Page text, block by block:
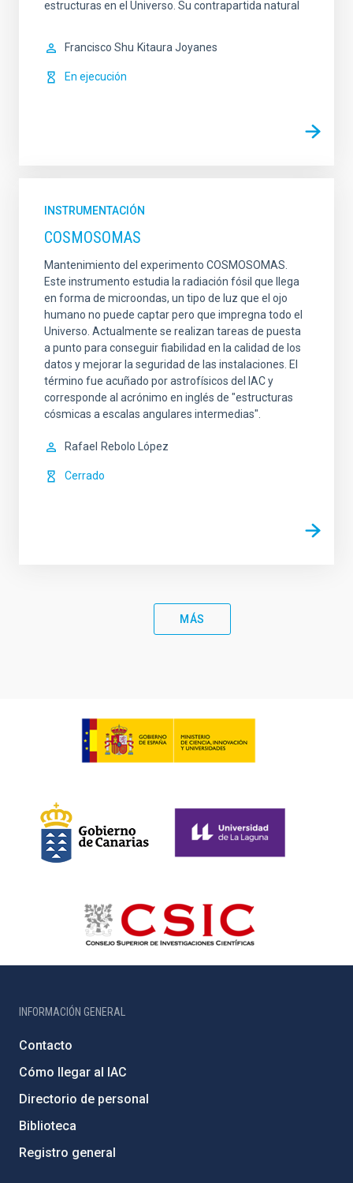
estructuras en el Universo. Su contrapartida natural
Francisco Shu Kitaura Joyanes
En ejecución
INSTRUMENTACIÓN
COSMOSOMAS
Mantenimiento del experimento COSMOSOMAS.
Este instrumento estudia la radiación fósil que llega
en forma de microondas, un tipo de luz que el ojo
humano no puede captar pero que impregna todo el
Universo. Actualmente se realizan tareas de puesta
a punto para conseguir fiabilidad en la calidad de los
datos y mejorar la seguridad de las instalaciones. El
término fue acuñado por astrofísicos del IAC y
corresponde al acrónimo en inglés de "estructuras
cósmicas a escalas angulares intermedias".
Rafael Rebolo López
Cerrado
MÁS
INFORMACIÓN GENERAL
Contacto
Cómo llegar al IAC
Directorio de personal
Biblioteca
Registro general